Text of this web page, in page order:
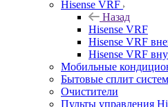
Hisense VRF
Назад
Hisense VRF
Hisense VRF
Hisense VRF
Мобильные
Бытовые сплит
Очистители
Пульты управления